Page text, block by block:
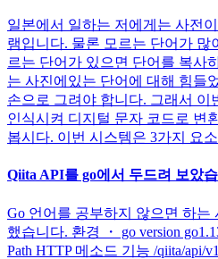
일본에서 일하는 저에게는 사전
램입니다. 물론 모르는 단어가 많
르는 단어가 있으면 단어를 복사
는 사진에있는 단어에 대해 힘들
손으로 그려야 합니다. 그래서 이
인식시켜 디지털 문자 코드로 변
봅시다. 이번 시스템은 3가지 요
Qiita API를 go에서 두드려 보았
Go 언어를 공부하지 않으면 하는
했습니다. 환경 ・ go version
Path HTTP 메소드 기능 /qiita/api/